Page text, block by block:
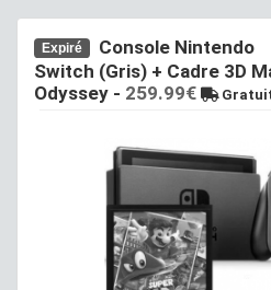
Expiré
Console Nintendo
Switch (Gris) + Cadre 3D
Odyssey - 259.99€